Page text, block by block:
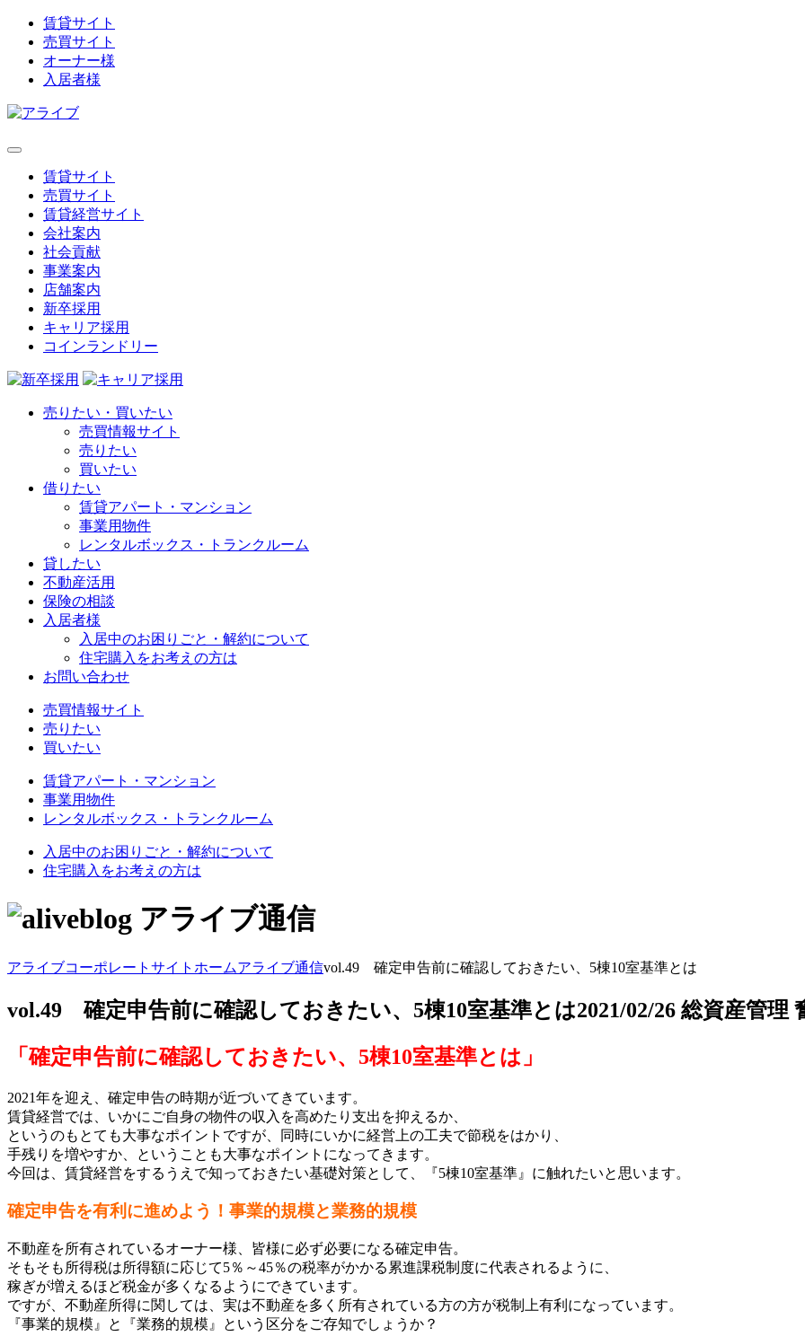
賃貸サイト
売買サイト
オーナー様
入居者様
賃貸サイト
売買サイト
賃貸経営サイト
会社案内
社会貢献
事業案内
店舗案内
新卒採用
キャリア採用
コインランドリー
売りたい・買いたい
売買情報サイト
売りたい
買いたい
借りたい
賃貸アパート・マンション
事業用物件
レンタルボックス・トランクルーム
貸したい
不動産活用
保険の相談
入居者様
入居中のお困りごと・解約について
住宅購入をお考えの方は
お問い合わせ
売買情報サイト
売りたい
買いたい
賃貸アパート・マンション
事業用物件
レンタルボックス・トランクルーム
入居中のお困りごと・解約について
住宅購入をお考えの方は
アライブ通信
アライブコーポレートサイト ホームアライブ通信vol.49 確定申告前に確認しておきたい、5棟10室基準とは
vol.49 確定申告前に確認しておきたい、5棟10室基準とは2021/02/26 総資産管理
「確定申告前に確認しておきたい、5棟10室基準とは」
2021年を迎え、確定申告の時期が近づいてきています。
賃貸経営では、いかにご自身の物件の収入を高めたり支出を抑えるか、
というのもとても大事なポイントですが、同時にいかに経営上の工夫で節税をはかり、
手残りを増やすか、ということも大事なポイントになってきます。
今回は、賃貸経営をするうえで知っておきたい基礎対策として、『5棟10室基準』に触れたいと思います。
確定申告を有利に進めよう！ 事業的規模と業務的規模
不動産を所有されているオーナー様、皆様に必ず必要になる確定申告。
そもそも所得税は所得額に応じて5％～45％の税率がかかる累進課税制度に代表されるように、
稼ぎが増えるほど税金が多くなるようにできています。
ですが、不動産所得に関しては、実は不動産を多く所有されている方の方が税制上有利になっています。
『事業的規模』と『業務的規模』という区分をご存知でしょうか？